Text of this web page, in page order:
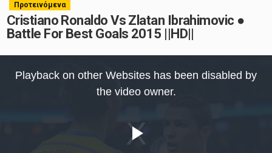
Προτεινόμενα
Cristiano Ronaldo Vs Zlatan Ibrahimovic ●
Battle For Best Goals 2015 ||HD||
Playback on other Websites has been disabled by
the video owner.